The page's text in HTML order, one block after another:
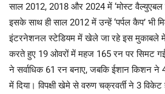
साल 2012, 2018 और 2024 में ‘मोस्ट वैल्युएबल
इसके साथ ही साल 2012 में उन्हें ‘पर्पल कैप’ भी
इंटरनेशनल स्टेडियम में खेले जा रहे इस मुकाबले
करते हुए 19 ओवरों में महज 165 रन पर सिमट
ने सर्वाधिक 61 रन बनाए, जबकि ईशान किशन ने
में दिया। विपक्षी खेमे से वरुण चक्रवर्ती ने 3